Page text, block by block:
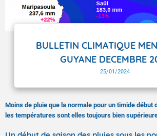
BULLETIN CLIMATIQUE
GUYANE DECEMBRE
25/01/2024
Moins de pluie que la normale pour un timide début
les températures sont elles toujours bien